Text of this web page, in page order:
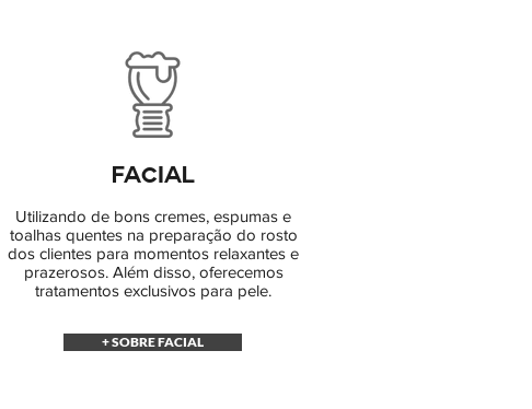
FACIAL
Utilizando de bons cremes, espumas e
toalhas quentes na preparação do rosto
dos clientes para momentos relaxantes e
prazerosos. Além disso, oferecemos
tratamentos exclusivos para pele.
+ SOBRE FACIAL